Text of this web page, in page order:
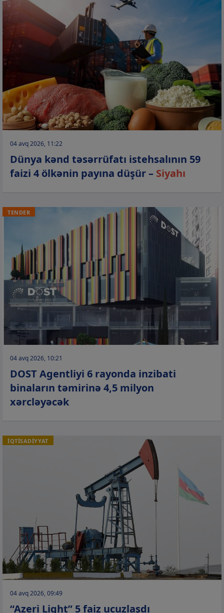
04 avq 2026, 11:22
Dünya kənd təsərrüfatı istehsalının 59
faizi 4 ölkənin payına düşür – Siyahı
TENDER
04 avq 2026, 10:21
DOST Agentliyi 6 rayonda inzibati
binaların təmirinə 4,5 milyon
xərcləyəcək
İQTİSADİYYAT
04 avq 2026, 09:49
“Azeri Light” 5 faiz ucuzlaşdı